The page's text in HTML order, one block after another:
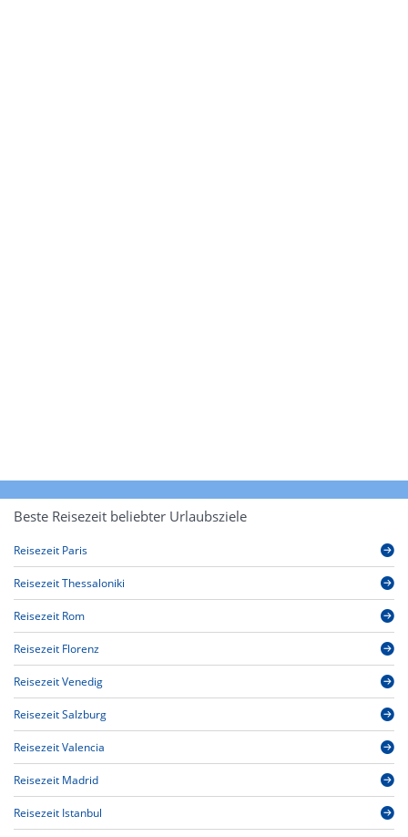
Beste Reisezeit beliebter Urlaubsziele
Reisezeit Paris
Reisezeit Thessaloniki
Reisezeit Rom
Reisezeit Florenz
Reisezeit Venedig
Reisezeit Salzburg
Reisezeit Valencia
Reisezeit Madrid
Reisezeit Istanbul